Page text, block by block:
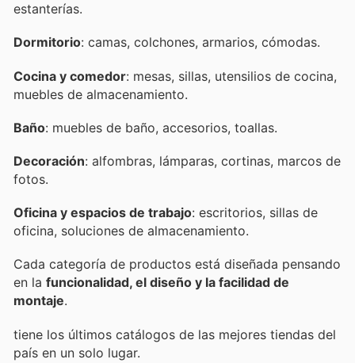
estanterías.
Dormitorio: camas, colchones, armarios, cómodas.
Cocina y comedor: mesas, sillas, utensilios de cocina,
muebles de almacenamiento.
Baño: muebles de baño, accesorios, toallas.
Decoración: alfombras, lámparas, cortinas, marcos de
fotos.
Oficina y espacios de trabajo: escritorios, sillas de
oficina, soluciones de almacenamiento.
Cada categoría de productos está diseñada pensando
en la funcionalidad, el diseño y la facilidad de
montaje.
tiene los últimos catálogos de las mejores tiendas del
país en un solo lugar.